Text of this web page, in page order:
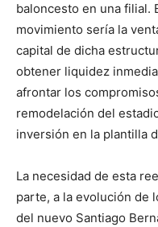
baloncesto en una filial.
movimiento sería la
capital de dicha
obtener liquidez
afrontar los
remodelación del
inversión en la plantilla
La necesidad de esta
parte, a la evolución de
del nuevo Santiago